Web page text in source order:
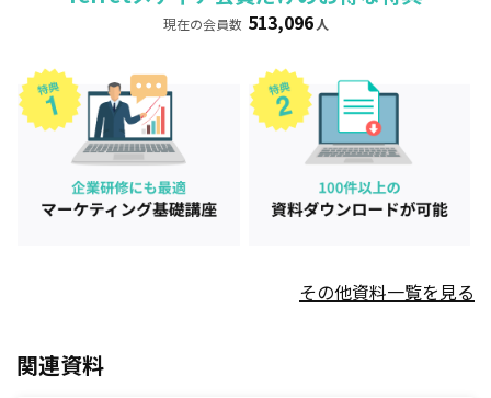
現在の会員数 513,096 人
その他資料一覧を見る
関連資料